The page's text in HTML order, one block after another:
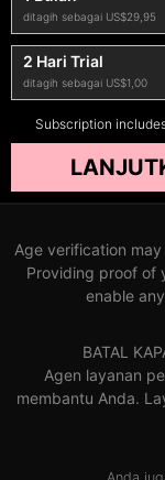
ditagih sebagai US$29,95
2 Hari Trial
ditagih sebagai US$1,00
Subscription
Age verification
Providing proof of
enable
BATAL
Agen layanan
membantu Anda.